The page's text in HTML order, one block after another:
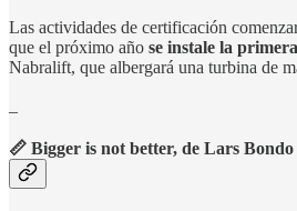
Las actividades de certificación
que el próximo año se instale la
Nabralift, que albergará una turbina de
📏 Bigger is not better, de Lars Bondo